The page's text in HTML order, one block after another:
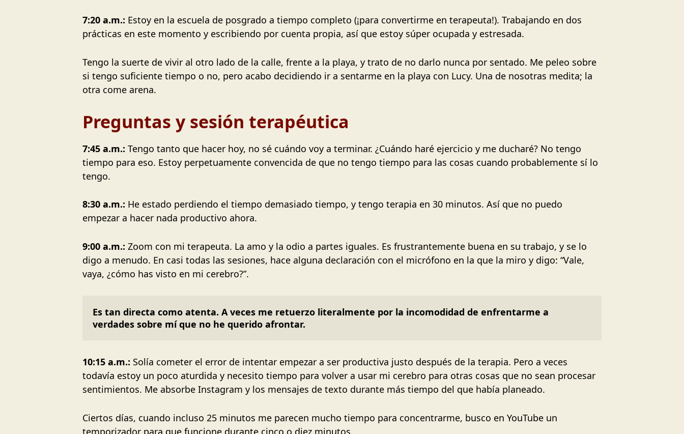
7:20 a.m.: Estoy en la escuela de posgrado a tiempo completo (¡para convertirme en terapeuta!). Trabajando en dos
prácticas en este momento y escribiendo por cuenta propia, así que estoy súper ocupada y estresada.
Tengo la suerte de vivir al otro lado de la calle, frente a la playa, y trato de no darlo nunca por sentado. Me peleo sobre
si tengo suficiente tiempo o no, pero acabo decidiendo ir a sentarme en la playa con Lucy. Una de nosotras medita; la
otra come arena.
Preguntas y sesión terapéutica
7:45 a.m.: Tengo tanto que hacer hoy, no sé cuándo voy a terminar. ¿Cuándo haré ejercicio y me ducharé? No tengo
tiempo para eso. Estoy perpetuamente convencida de que no tengo tiempo para las cosas cuando probablemente sí lo
tengo.
8:30 a.m.: He estado perdiendo el tiempo demasiado tiempo, y tengo terapia en 30 minutos. Así que no puedo
empezar a hacer nada productivo ahora.
9:00 a.m.: Zoom con mi terapeuta. La amo y la odio a partes iguales. Es frustrantemente buena en su trabajo, y se lo
digo a menudo. En casi todas las sesiones, hace alguna declaración con el micrófono en la que la miro y digo: “Vale,
vaya, ¿cómo has visto en mi cerebro?”.
Es tan directa como atenta. A veces me retuerzo literalmente por la incomodidad de enfrentarme a
verdades sobre mí que no he querido afrontar.
10:15 a.m.: Solía cometer el error de intentar empezar a ser productiva justo después de la terapia. Pero a veces
todavía estoy un poco aturdida y necesito tiempo para volver a usar mi cerebro para otras cosas que no sean procesar
sentimientos. Me absorbe Instagram y los mensajes de texto durante más tiempo del que había planeado.
Ciertos días, cuando incluso 25 minutos me parecen mucho tiempo para concentrarme, busco en YouTube un
temporizador para que funcione durante cinco o diez minutos.